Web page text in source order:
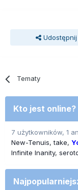
Udostępnij
Tematy
Kto jest online?
7 użytkowników, 1
New-Tenuis take
Infinite Inanity